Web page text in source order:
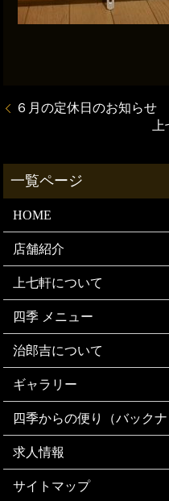
６月の定休日のお知らせ
上
HOME
店舗紹介
上七軒について
四季 メニュー
治郎吉について
ギャラリー
四季からの便り（バックナ
求人情報
サイトマップ